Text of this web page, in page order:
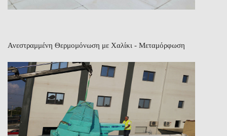
Ανεστραμμένη Θερμομόνωση με Χαλίκι - Μεταμόρφωση